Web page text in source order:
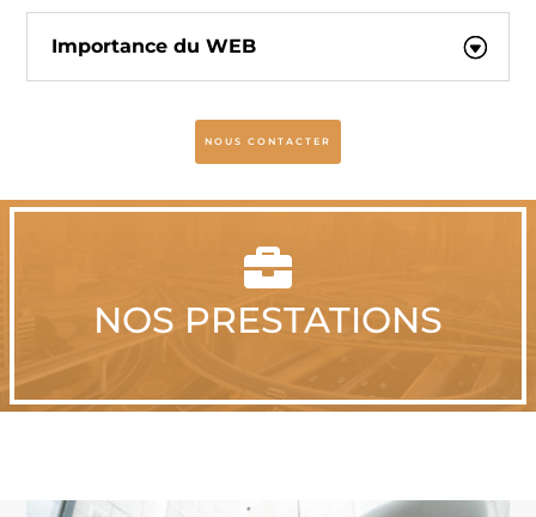
Importance du WEB
NOUS CONTACTER

NOS PRESTATIONS